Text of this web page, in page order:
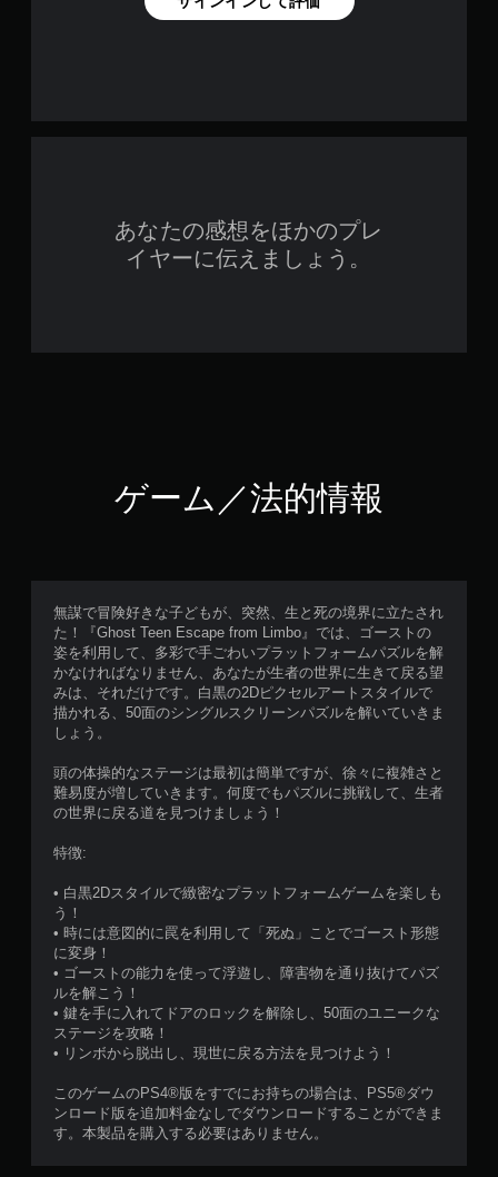
あなたの感想をほかのプレ
イヤーに伝えましょう。
ゲーム／法的情報
無謀で冒険好きな子どもが、突然、生と死の境界に立たされ
た！『Ghost Teen Escape from Limbo』では、ゴーストの
姿を利用して、多彩で手ごわいプラットフォームパズルを解
かなければなりません、あなたが生者の世界に生きて戻る望
みは、それだけです。白黒の2Dピクセルアートスタイルで
描かれる、50面のシングルスクリーンパズルを解いていきま
しょう。
頭の体操的なステージは最初は簡単ですが、徐々に複雑さと
難易度が増していきます。何度でもパズルに挑戦して、生者
の世界に戻る道を見つけましょう！
特徴:
• 白黒2Dスタイルで緻密なプラットフォームゲームを楽しも
う！
• 時には意図的に罠を利用して「死ぬ」ことでゴースト形態
に変身！
• ゴーストの能力を使って浮遊し、障害物を通り抜けてパズ
ルを解こう！
• 鍵を手に入れてドアのロックを解除し、50面のユニークな
ステージを攻略！
• リンボから脱出し、現世に戻る方法を見つけよう！
このゲームのPS4®版をすでにお持ちの場合は、PS5®ダウ
ンロード版を追加料金なしでダウンロードすることができま
す。本製品を購入する必要はありません。